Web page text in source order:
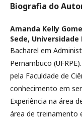
Biografia do
Amanda Kelly
Sede,
Bacharel em
Pernambuco
pela Faculdade de
conhecimento em
Experiência na área
área de treinamento